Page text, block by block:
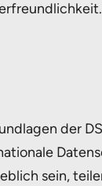
der
sein,